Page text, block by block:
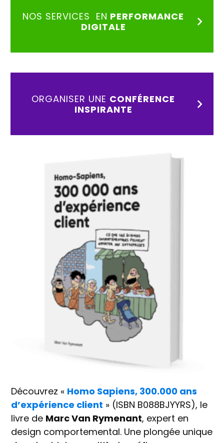
NOS SERVICES EN PERFORMANCE
DIGITALE
ORGANISER UNE CONFÉRENCE
INSPIRANTE
Découvrez « Homo Sapiens, 300.000 ans
d’expérience client » (ISBN B088BJYYRS), le
livre de Marc Van Rymenant, expert en
design comportemental. Une plongée unique